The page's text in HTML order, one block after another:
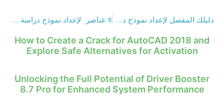
دليلك المفصل لإعداد نموذج دراسة جدوى مالية 2023 خطوة بخطوة 8 عناصر لإعداد نموذج دراسة جدوى مشروع بشكل مثالي
How to Create a Crack for AutoCAD 2018 and
Explore Safe Alternatives for Activation
Unlocking the Full Potential of Driver Booster
8.7 Pro for Enhanced System Performance